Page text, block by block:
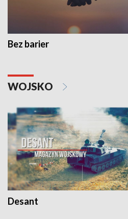
Bez barier
WOJSKO
Desant